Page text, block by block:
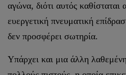
αγώνα, διότι αυτός
ευεργετική πνευματική
δεν προσφέρει σωτηρία.
Υπάρχει και μια άλλη